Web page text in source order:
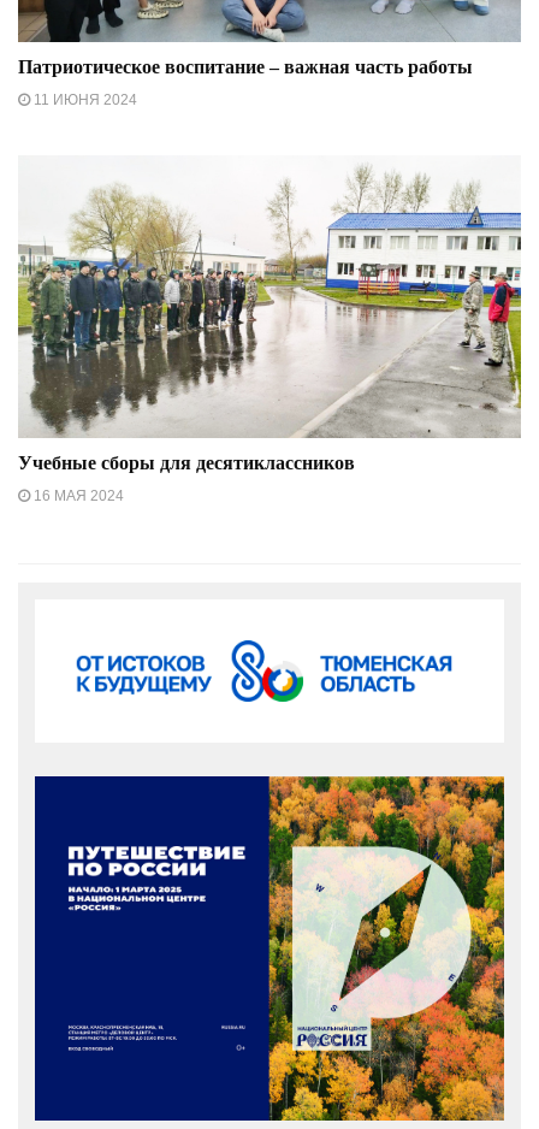
Патриотическое воспитание – важная часть работы
11 ИЮНЯ 2024
Учебные сборы для десятиклассников
16 МАЯ 2024